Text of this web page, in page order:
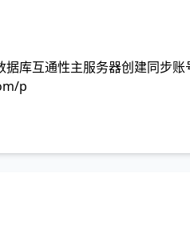
库互通性主服务器创建同步账
p